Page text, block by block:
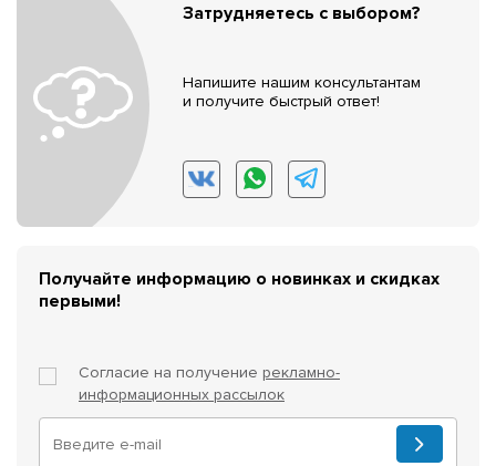
Затрудняетесь с выбором?
Напишите нашим консультантам
и получите быстрый ответ!
Получайте информацию о новинках и скидках
первыми!
Согласие на получение рекламно-
информационных рассылок